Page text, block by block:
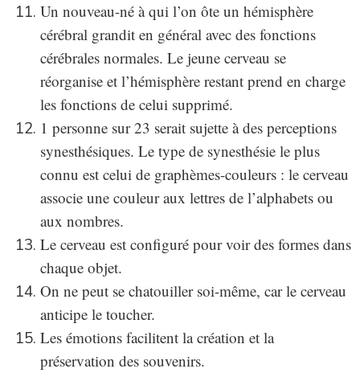
Un nouveau-né à qui l’on ôte un hémisphère
cérébral grandit en général avec des fonctions
cérébrales normales. Le jeune cerveau se
réorganise et l’hémisphère restant prend en charge
les fonctions de celui supprimé.
1 personne sur 23 serait sujette à des perceptions
synesthésiques. Le type de synesthésie le plus
connu est celui de graphèmes-couleurs : le cerveau
associe une couleur aux lettres de l’alphabets ou
aux nombres.
Le cerveau est configuré pour voir des formes dans
chaque objet.
On ne peut se chatouiller soi-même, car le cerveau
anticipe le toucher.
Les émotions facilitent la création et la
préservation des souvenirs.